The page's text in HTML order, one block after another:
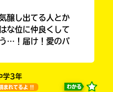
醸し出てる人とか
な位に仲良くして
…！届け！愛のパ
学3年
まれてるよ !! わかる